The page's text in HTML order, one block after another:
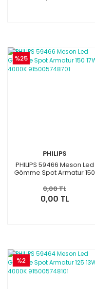
%25
PHILIPS
PHILIPS 59466 Meson Led
Gömme Spot Armatur 150
0,00 TL
0,00 TL
%2